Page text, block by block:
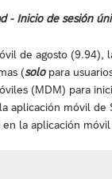
- Inicio de sesión
de agosto (9.94),
(solopara
(MDM) para
aplicación móvil de
la aplicación